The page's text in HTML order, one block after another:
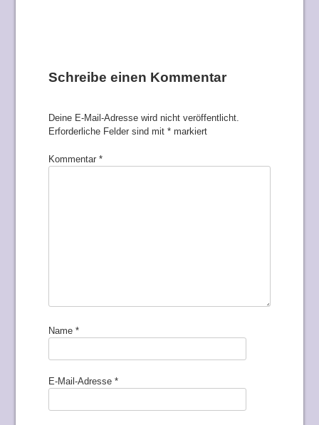
Schreibe einen Kommentar
Deine E-Mail-Adresse wird nicht veröffentlicht.
Erforderliche Felder sind mit* markiert
Kommentar*
Name*
E-Mail-Adresse*